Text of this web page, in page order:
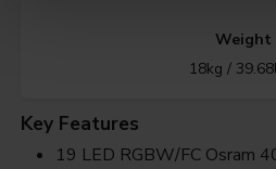
Weight
18kg /
Key Features
19 LED RGBW/FC Osram